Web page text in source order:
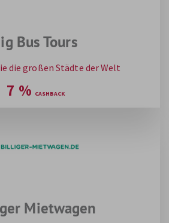
Bus Tours
die großen Städte der Welt
7 %
Mietwagen